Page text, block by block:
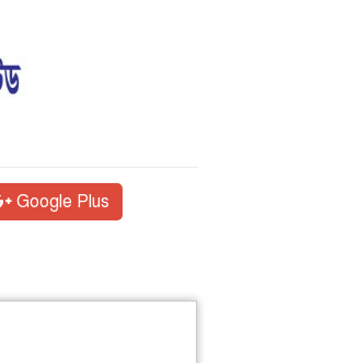
Google Plus